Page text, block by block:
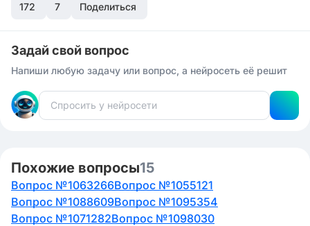
172 7 Поделиться
Задай свой вопрос
Напиши любую задачу или вопрос, а нейросеть её решит
Похожие вопросы15
Вопрос №1063266Вопрос №1055121
Вопрос №1088609Вопрос №1095354
Вопрос №1071282Вопрос №1098030